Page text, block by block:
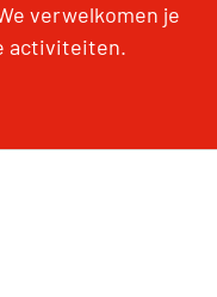
verwelkomen je
activiteiten.